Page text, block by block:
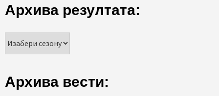
Архива резултата:
Архива вести: